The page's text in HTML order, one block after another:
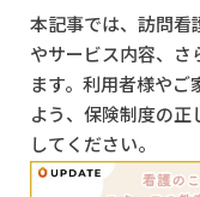
本記事では、訪問看
やサービス内容、さ
ます。利用者様やご
よう、保険制度の正
してください。